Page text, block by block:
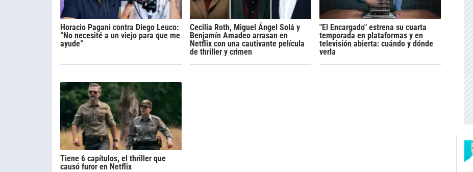
Horacio Pagani contra Diego Leuco:
“No necesité a un viejo para que me
ayude”
Cecilia Roth, Miguel Ángel Solá y
Benjamín Amadeo arrasan en
Netflix con una cautivante película
de thriller y crimen
"El Encargado" estrena su cuarta
temporada en plataformas y en
televisión abierta: cuándo y dónde
verla
Tiene 6 capítulos, el thriller que
causó furor en Netflix